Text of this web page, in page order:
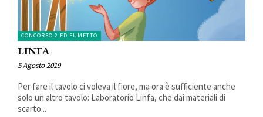
CONCORSO 2 ED FUMETTO
LINFA
5 Agosto 2019
Per fare il tavolo ci voleva il fiore, ma ora è suﬀiciente anche
solo un altro tavolo: Laboratorio Linfa, che dai materiali di
scarto...